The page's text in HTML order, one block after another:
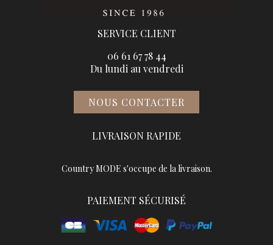
SERVICE CLIENT
06 61 67 78 44
Du lundi au vendredi
NOUS CONTACTER
LIVRAISON RAPIDE
Country MODE s'occupe de la livraison.
PAIEMENT SÉCURISÉ